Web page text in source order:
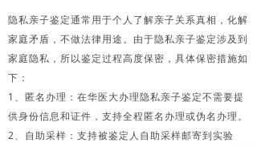
隐私亲子鉴定通常用于个人了解亲子关系真相，化解
家庭矛盾，不做法律用途。由于隐私亲子鉴定涉及到
家庭隐私，所以鉴定过程高度保密，具体保密措施如
下：
1、匿名办理：在华医大办理隐私亲子鉴定不需要提
供身份信息和证件，支持全程匿名办理或伪名办理。
2、自助采样：支持被鉴定人自助采样邮寄到实验